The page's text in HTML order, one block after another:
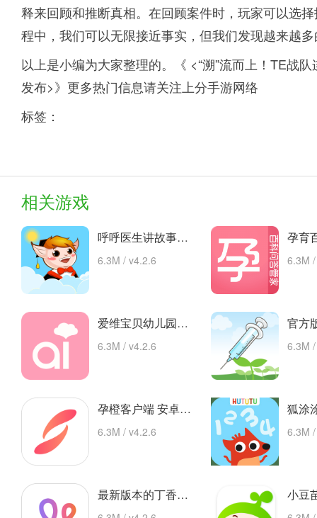
释来回顾和推断真相。在回顾案件时，玩家可以选
程中，我们可以无限接近事实，但我们发现越来越
以上是小编为大家整理的。《 <“溯”流而上！TE
发布>》更多热门信息请关注上分手游网络
标签：
相关游戏
呼呼医生讲故事手机版的故事 安卓下载
6.3M / v4.2.6 6.3M
爱维宝贝幼儿园管理平台 app下载
6.3M / v4.2.6 6.3M
孕橙客户端 安卓下载
6.3M / v4.2.6 6.3M
最新版本的丁香妈妈app 安卓版